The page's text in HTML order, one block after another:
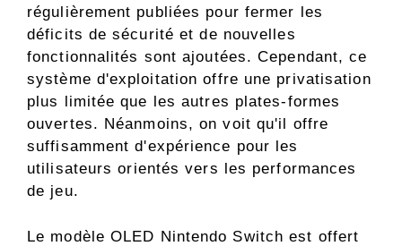
régulièrement publiées pour fermer les
déficits de sécurité et de nouvelles
fonctionnalités sont ajoutées. Cependant, ce
système d'exploitation offre une privatisation
plus limitée que les autres plates-formes
ouvertes. Néanmoins, on voit qu'il offre
suffisamment d'expérience pour les
utilisateurs orientés vers les performances
de jeu.
Le modèle OLED Nintendo Switch est offert